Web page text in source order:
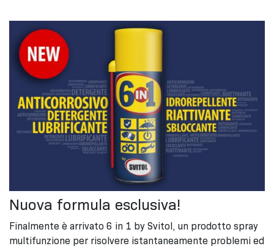
TROVA NEGOZIO
Nuova formula esclusiva!
Finalmente è arrivato 6 in 1 by Svitol, un prodotto spray
multifunzione per risolvere istantaneamente problemi ed